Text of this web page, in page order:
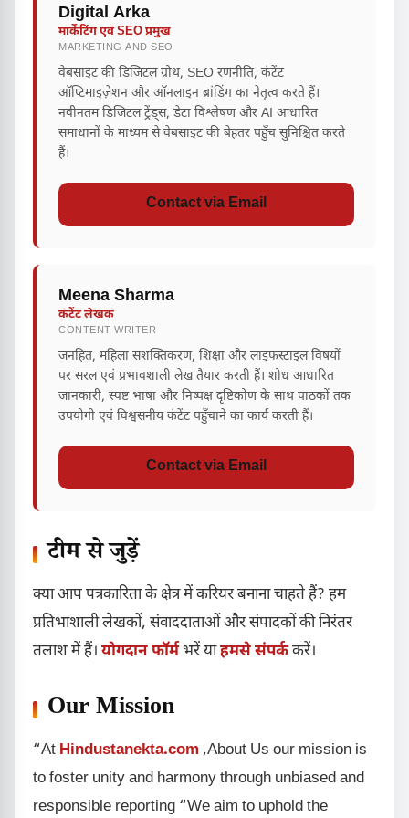
Digital Arka
मार्केटिंग एवं SEO प्रमुख
MARKETING AND SEO
वेबसाइट की डिजिटल ग्रोथ, SEO रणनीति, कंटेंट
ऑप्टिमाइज़ेशन और ऑनलाइन ब्रांडिंग का नेतृत्व करते हैं।
नवीनतम डिजिटल ट्रेंड्स, डेटा विश्लेषण और AI आधारित
समाधानों के माध्यम से वेबसाइट की बेहतर पहुँच सुनिश्चित करते
हैं।
Contact via Email
Meena Sharma
कंटेंट लेखक
CONTENT WRITER
जनहित, महिला सशक्तिकरण, शिक्षा और लाइफस्टाइल विषयों
पर सरल एवं प्रभावशाली लेख तैयार करती हैं। शोध आधारित
जानकारी, स्पष्ट भाषा और निष्पक्ष दृष्टिकोण के साथ पाठकों तक
उपयोगी एवं विश्वसनीय कंटेंट पहुँचाने का कार्य करती हैं।
Contact via Email
टीम से जुड़ें
क्या आप पत्रकारिता के क्षेत्र में करियर बनाना चाहते हैं? हम
प्रतिभाशाली लेखकों, संवाददाताओं और संपादकों की निरंतर
तलाश में हैं। योगदान फॉर्मभरें याहमसे संपर्ककरें।
Our Mission
“At Hindustanekta.com ,About Us our mission is
to foster unity and harmony through unbiased and
responsible reporting “We aim to uphold the